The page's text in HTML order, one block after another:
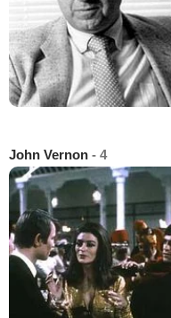
John Vernon - 4